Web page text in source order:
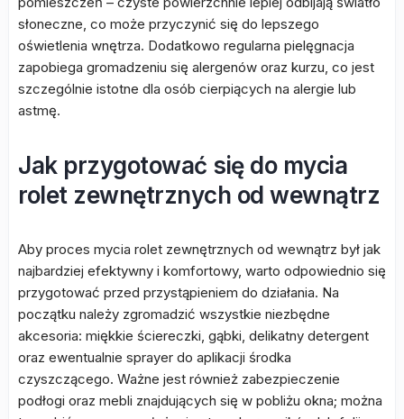
słoneczne, co może przyczynić się do lepszego
oświetlenia wnętrza. Dodatkowo regularna pielęgnacja
zapobiega gromadzeniu się alergenów oraz kurzu, co jest
szczególnie istotne dla osób cierpiących na alergie lub
astmę.
Jak przygotować się do mycia
rolet zewnętrznych od wewnątrz
Aby proces mycia rolet zewnętrznych od wewnątrz był jak
najbardziej efektywny i komfortowy, warto odpowiednio się
przygotować przed przystąpieniem do działania. Na
początku należy zgromadzić wszystkie niezbędne
akcesoria: miękkie ściereczki, gąbki, delikatny detergent
oraz ewentualnie sprayer do aplikacji środka
czyszczącego. Ważne jest również zabezpieczenie
podłogi oraz mebli znajdujących się w pobliżu okna; można